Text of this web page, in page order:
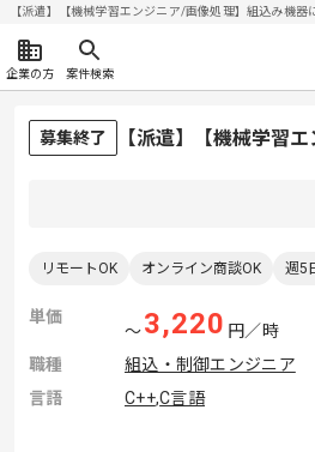
【派遣】【機械学習エンジニア/画像処理】組込み機
企業の方 案件検索
募集終了 【派遣】【機械学習
リモートOK オンライン商談OK 週5
単価
〜3,220 円／時
職種
組込・制御エンジニア
言語
C++,C言語